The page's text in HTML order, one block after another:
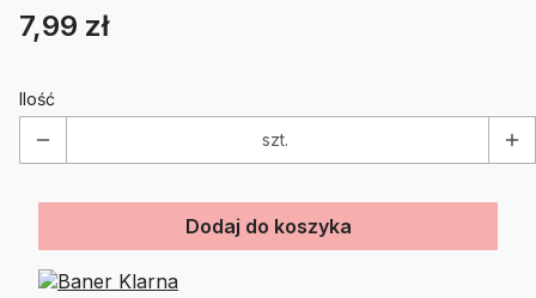
Etykiety
Cena
7,99 zł
Ilość
szt.
Dodaj do koszyka